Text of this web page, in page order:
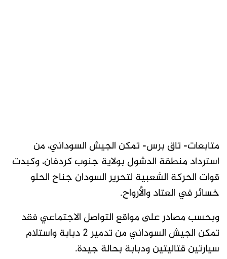
متابعات- تاق برس- تمكن الجيش السوداني، من
استرداد منطقة الدشول بولاية جنوب كردفان، وكبدت
قوات الحركة الشعبية لتحرير السودان جناح الحلو
خسائر في العتاد والأرواح.
وبحسب مصادر على مواقع التواصل الاجتماعي فقد
تمكن الجيش السوداني من تدمير 2 دبابة واستلام
سيارتين قتاليتين ودبابة بحالة جيدة.